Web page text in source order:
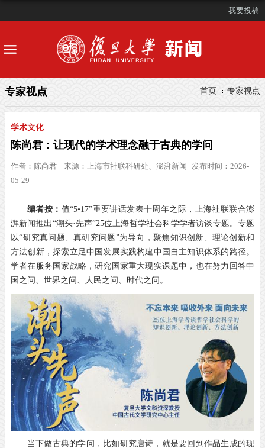
我要投稿
首页 专家视点
专家视点
学术文化
陈尚君：让现代的学术理念融于古典的学问
作者： 陈尚君 来源： 上海市社联科研处、澎湃新闻 发布时间：2026-
05-29
编者按： 值“5•17”重要讲话发表十周年之际，上海社联联合澎
湃新闻推出“潮头·先声”25位上海哲学社会科学学者访谈专题。专题
以“研究真问题、真研究问题”为导向，聚焦知识创新、理论创新和
方法创新，探索立足中国发展实践构建中国自主知识体系的路径。
学者在服务国家战略，研究国家重大现实课题中，也在努力回答中
国之问、世界之问、人民之问、时代之问。
当下做古典的学问，比如研究唐诗，就是要回到作品生成的现